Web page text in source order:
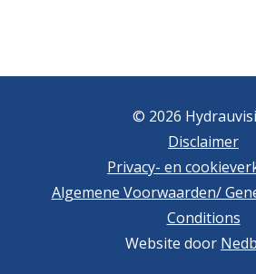
© 2026
Disclaimer
Privacy- en
Algemene Voorwaarden/
Conditions
Website door